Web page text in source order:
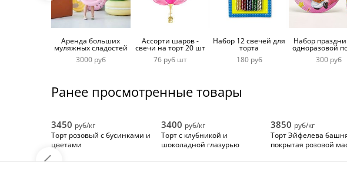
Аренда больших
муляжных сладостей
3000 руб
Ассорти шаров -
свечи на торт 20 шт
76 руб шт
Набор 12 свечей для
торта
180 руб
Набор
одноразовой
300 руб
Ранее просмотренные товары
3450 руб/кг
Торт розовый с бусинками и
цветами
3400 руб/кг
Торт с клубникой и
шоколадной глазурью
3850 руб/кг
Торт Эйфелева
покрытая розовой